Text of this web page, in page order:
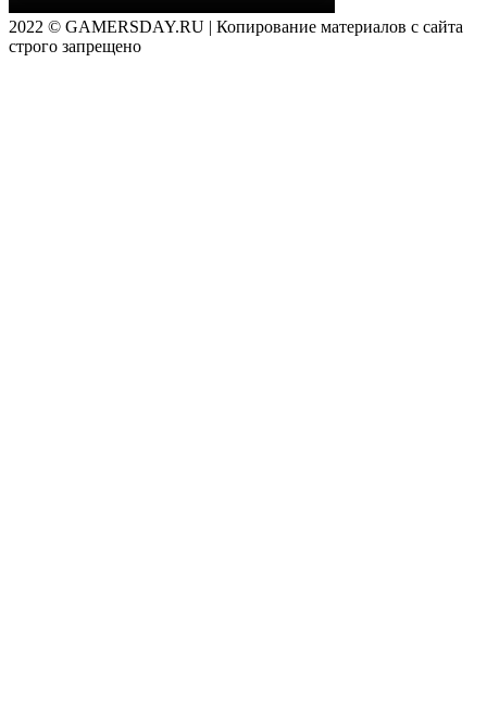
2022 © GAMERSDAY.RU | Копирование материалов с сайта
строго запрещено